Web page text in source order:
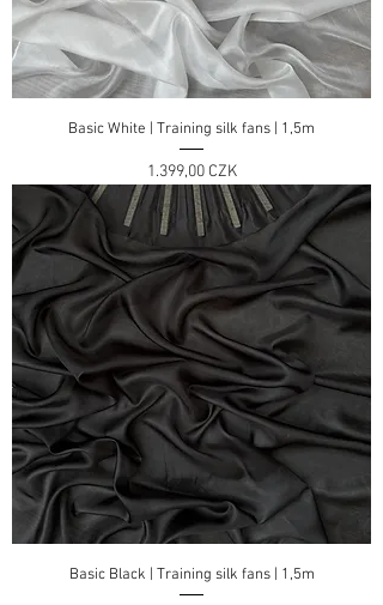
Basic White | Training silk fans | 1,5m
Preis
1.399,00 CZK
Basic Black | Training silk fans | 1,5m